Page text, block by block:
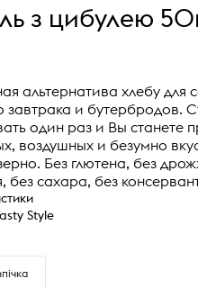
з цибулею
альтернатива хлебу для
завтрака и бутербродов.
один раз и Вы станете
воздушных и безумно
Без глютена, без
без сахара, без
Style